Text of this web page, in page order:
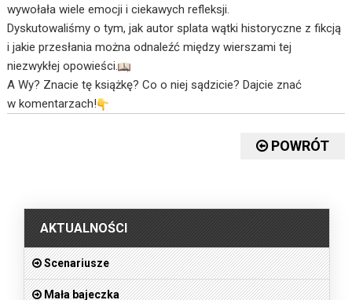
wywołała wiele emocji i ciekawych refleksji.
Dyskutowaliśmy o tym, jak autor splata wątki historyczne z fikcją
i jakie przesłania można odnaleźć między wierszami tej
niezwykłej opowieści.
A Wy? Znacie tę książkę? Co o niej sądzicie? Dajcie znać
w komentarzach!
POWRÓT
AKTUALNOŚCI
Scenariusze
Mała bajeczka